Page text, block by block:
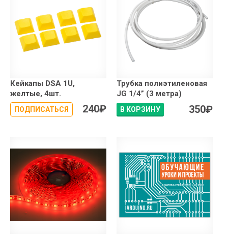
Кейкапы DSA 1U,
желтые, 4шт.
ПОДПИСАТЬСЯ 240₽
Трубка полиэтиленовая
JG 1/4” (3 метра)
В КОРЗИНУ 350₽